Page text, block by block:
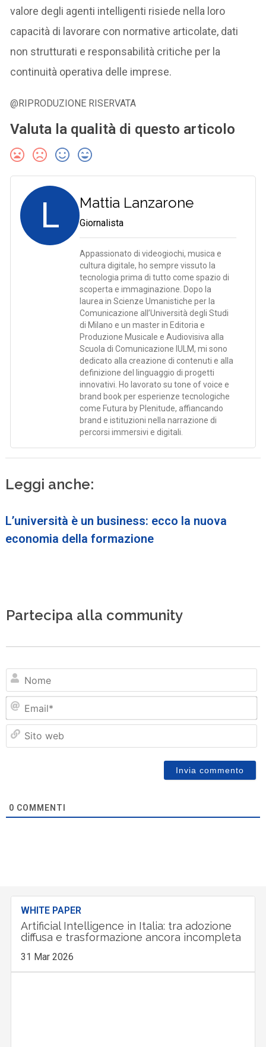
valore degli agenti intelligenti risiede nella loro
capacità di lavorare con normative articolate, dati
non strutturati e responsabilità critiche per la
continuità operativa delle imprese.
@RIPRODUZIONE RISERVATA
Valuta la qualità di questo articolo
L Mattia Lanzarone
Giornalista
Appassionato di videogiochi, musica e
cultura digitale, ho sempre vissuto la
tecnologia prima di tutto come spazio di
scoperta e immaginazione. Dopo la
laurea in Scienze Umanistiche per la
Comunicazione all’Università degli Studi
di Milano e un master in Editoria e
Produzione Musicale e Audiovisiva alla
Scuola di Comunicazione IULM, mi sono
dedicato alla creazione di contenuti e alla
definizione del linguaggio di progetti
innovativi. Ho lavorato su tone of voice e
brand book per esperienze tecnologiche
come Futura by Plenitude, affiancando
brand e istituzioni nella narrazione di
percorsi immersivi e digitali.
Leggi anche:
L’università è un business: ecco la nuova
economia della formazione
Partecipa alla community
0 COMMENTI
WHITE PAPER
Artificial Intelligence in Italia: tra adozione
diffusa e trasformazione ancora incompleta
31 Mar 2026